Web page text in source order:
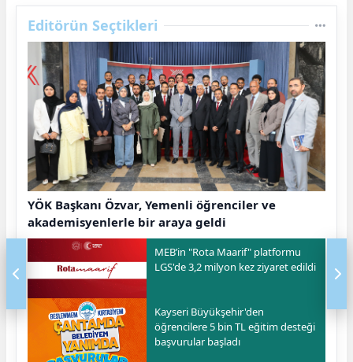
Editörün Seçtikleri
YÖK Başkanı Özvar, Yemenli öğrenciler ve
akademisyenlerle bir araya geldi
MEB’in "Rota Maarif" platformu
LGS'de 3,2 milyon kez ziyaret edildi
Kayseri Büyükşehir'den
öğrencilere 5 bin TL eğitim desteği
başvurular başladı